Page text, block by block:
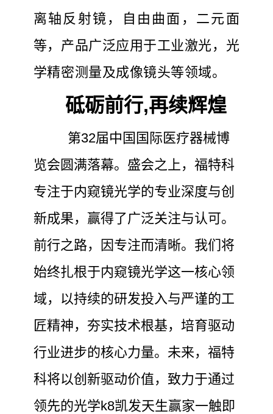
离轴反射镜，自由曲面，二元面
等，产品广泛应用于工业激光，光
学精密测量及成像镜头等领域。
砥砺前行,再续辉煌
第32届中国国际医疗器械博
览会圆满落幕。盛会之上，福特科
专注于内窥镜光学的专业深度与创
新成果，赢得了广泛关注与认可。
前行之路，因专注而清晰。我们将
始终扎根于内窥镜光学这一核心领
域，以持续的研发投入与严谨的工
匠精神，夯实技术根基，培育驱动
行业进步的核心力量。未来，福特
科将以创新驱动价值，致力于通过
领先的光学k8凯发天生赢家一触即